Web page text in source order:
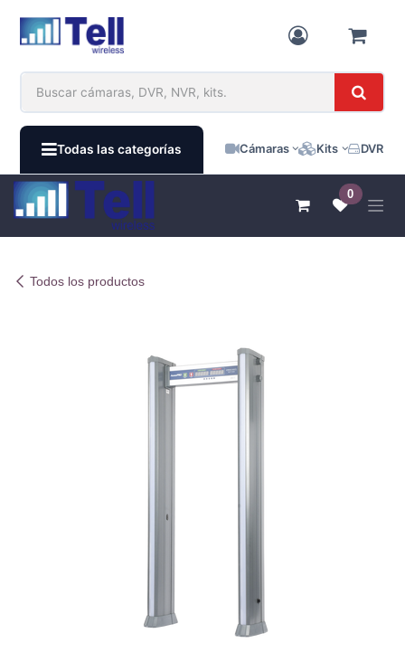
Todas las categorías Cámaras Kits DVR /
0
Todos los productos